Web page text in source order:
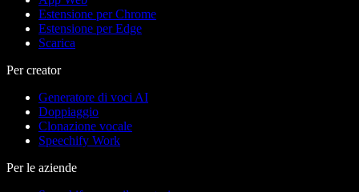
Estensione per Chrome
Estensione per Edge
Scarica
Per creator
Generatore di voci AI
Doppiaggio
Clonazione vocale
Speechify Work
Per le aziende